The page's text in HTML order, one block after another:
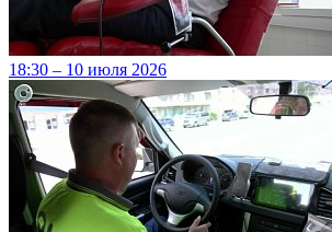
18:30 – 10 июля 2026